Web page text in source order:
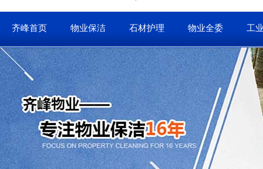
齐峰首页 物业保洁 石材护理 物业全委 工